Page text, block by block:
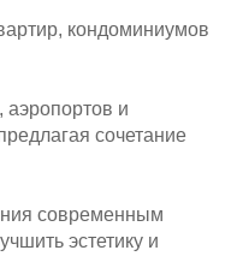
кондоминиумов
аэропортов и
сочетание
современным
эстетику и